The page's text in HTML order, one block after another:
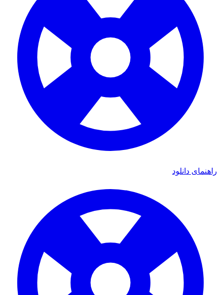
راهنمای دانلود